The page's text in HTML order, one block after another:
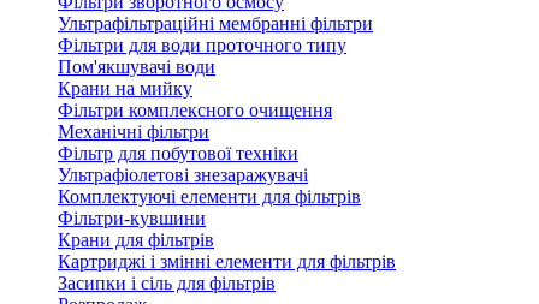
Ультрафільтраційні мембранні фільтри
Фільтри для води проточного типу
Пом'якшувачі води
Крани на мийку
Фільтри комплексного очищення
Механічні фільтри
Фільтр для побутової техніки
Ультрафіолетові знезаражувачі
Комплектуючі елементи для фільтрів
Фільтри-кувшини
Крани для фільтрів
Картриджі і змінні елементи для фільтрів
Засипки і сіль для фільтрів